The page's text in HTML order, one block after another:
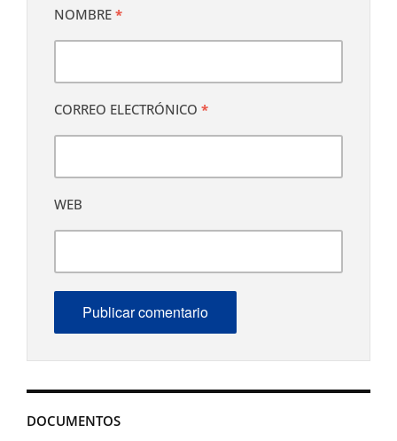
DOCUMENTOS
NOMBRE *
CORREO ELECTRÓNICO *
WEB